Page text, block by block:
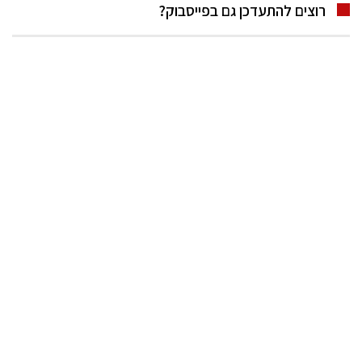
רוצים להתעדכן גם בפייסבוק?